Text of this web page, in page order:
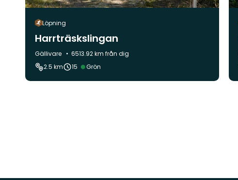
Löpning
Harrträskslingan
Kommun:
Gällivare
6513.92 km från dig
2.5 km
15 Svårighetsgrad:
Grön